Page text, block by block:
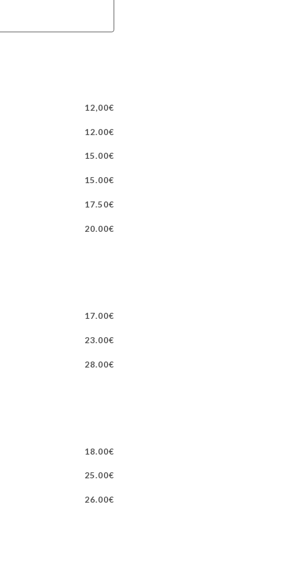
12,00€
12.00€
15.00€
15.00€
17.50€
20.00€
17.00€
23.00€
28.00€
18.00€
25.00€
26.00€